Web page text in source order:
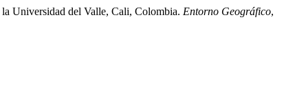
Universidad del Valle, Cali, Colombia. Entorno Geográfico,